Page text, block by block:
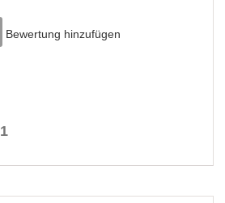
Bewertung hinzufügen
1